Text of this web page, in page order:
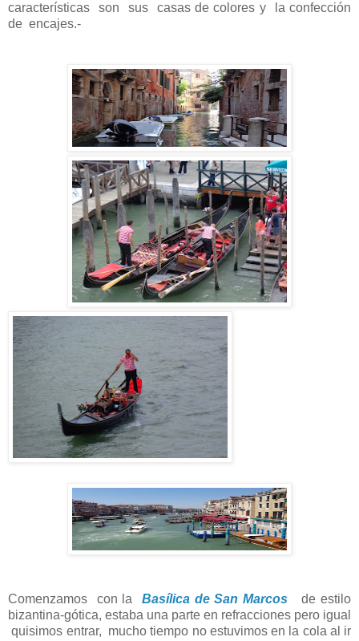
características son sus casas de colores y la confección
de encajes.-
Comenzamos con la Basílica de San Marcos de estilo
bizantina-gótica, estaba una parte en refracciones pero igual
quisimos entrar, mucho tiempo no estuvimos en la cola al ir